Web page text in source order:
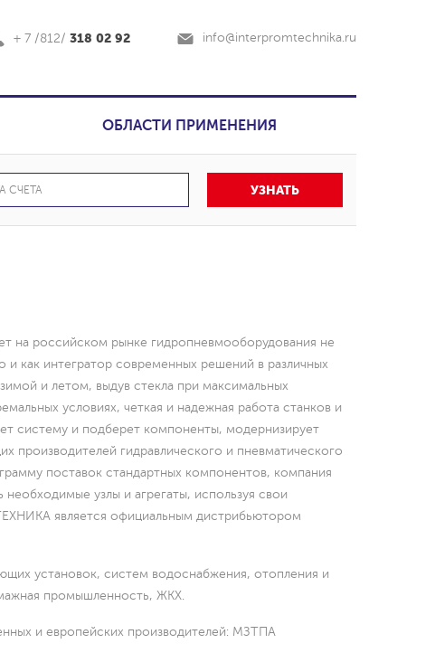
+ 7 /812/ 318 02 92 info@interpromtechnika.ru
ОБЛАСТИ ПРИМЕНЕНИЯ
УЗНАТЬ
российском рынке гидропневмооборудования не
как интегратор современных решений в различных
и летом, выдув стекла при максимальных
условиях, четкая и надежная работа станков и
и подберет компоненты, модернизирует
производителей гидравлического и пневматического
поставок стандартных компонентов, компания
узлы и агрегаты, используя свои
является официальным дистрибьютором
установок, систем водоснабжения, отопления и
промышленность, ЖКХ.
и европейских производителей: МЗТПА